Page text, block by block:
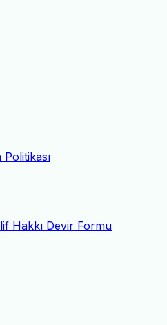
Hakkı Devir Formu